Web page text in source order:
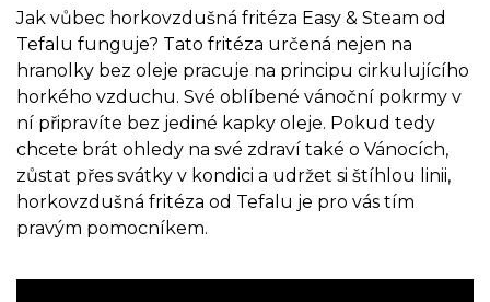
Jak vůbec horkovzdušná fritéza Easy & Steam od
Tefalu funguje? Tato fritéza určená nejen na
hranolky bez oleje pracuje na principu cirkulujícího
horkého vzduchu. Své oblíbené vánoční pokrmy v
ní připravíte bez jediné kapky oleje. Pokud tedy
chcete brát ohledy na své zdraví také o Vánocích,
zůstat přes svátky v kondici a udržet si štíhlou linii,
horkovzdušná fritéza od Tefalu je pro vás tím
pravým pomocníkem.